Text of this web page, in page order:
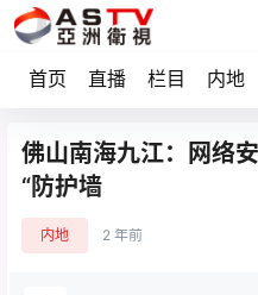
首页 直播 栏目 内地
佛山南海九江：网络
“防护墙
内地 2 年前